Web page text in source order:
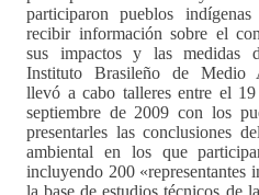
participaron pueblos
recibir información sobre el
sus impactos y las medidas
Instituto Brasileño de Medio
llevó a cabo talleres entre el
septiembre de 2009 con los
presentarles las conclusiones
ambiental en los que
incluyendo 200 «representantes
la base de estudios técnicos de